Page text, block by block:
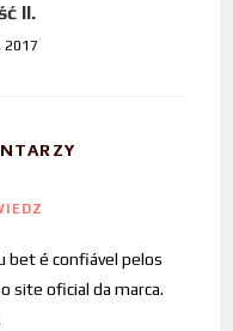
II.
2017
bet é confiável pelos
site oficial da marca.